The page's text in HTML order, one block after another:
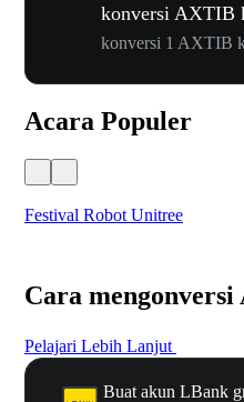
konversi AXTIB
konversi 1 AXTIB
Acara Populer
Festival Robot Unitree
Cara
Pelajari Lebih Lanjut
Buat akun LBank